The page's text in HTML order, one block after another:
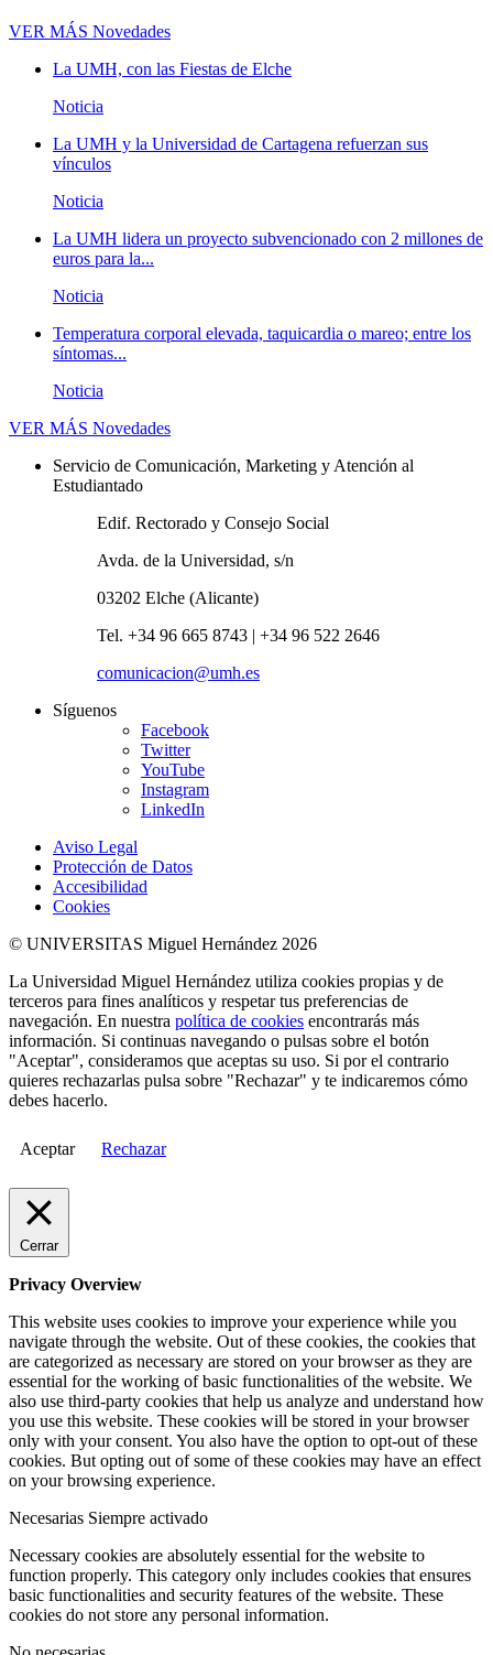
VER MÁS Novedades
La UMH, con las Fiestas de Elche
Noticia
La UMH y la Universidad de Cartagena refuerzan sus
vínculos
Noticia
La UMH lidera un proyecto subvencionado con 2 millones de
euros para la...
Noticia
Temperatura corporal elevada, taquicardia o mareo; entre los
síntomas...
Noticia
VER MÁS Novedades
Servicio de Comunicación, Marketing y Atención al
Estudiantado
Edif. Rectorado y Consejo Social
Avda. de la Universidad, s/n
03202 Elche (Alicante)
Tel. +34 96 665 8743 | +34 96 522 2646
comunicacion@umh.es
Síguenos
Facebook
Twitter
YouTube
Instagram
LinkedIn
Aviso Legal
Protección de Datos
Accesibilidad
Cookies
© UNIVERSITAS Miguel Hernández 2026
La Universidad Miguel Hernández utiliza cookies propias y de
terceros para fines analíticos y respetar tus preferencias de
navegación. En nuestra política de cookies encontrarás más
información. Si continuas navegando o pulsas sobre el botón
"Aceptar", consideramos que aceptas su uso. Si por el contrario
quieres rechazarlas pulsa sobre "Rechazar" y te indicaremos cómo
debes hacerlo.
Aceptar Rechazar
Cerrar
Privacy Overview
This website uses cookies to improve your experience while you
navigate through the website. Out of these cookies, the cookies that
are categorized as necessary are stored on your browser as they are
essential for the working of basic functionalities of the website. We
also use third-party cookies that help us analyze and understand how
you use this website. These cookies will be stored in your browser
only with your consent. You also have the option to opt-out of these
cookies. But opting out of some of these cookies may have an effect
on your browsing experience.
Necesarias Siempre activado
Necessary cookies are absolutely essential for the website to
function properly. This category only includes cookies that ensures
basic functionalities and security features of the website. These
cookies do not store any personal information.